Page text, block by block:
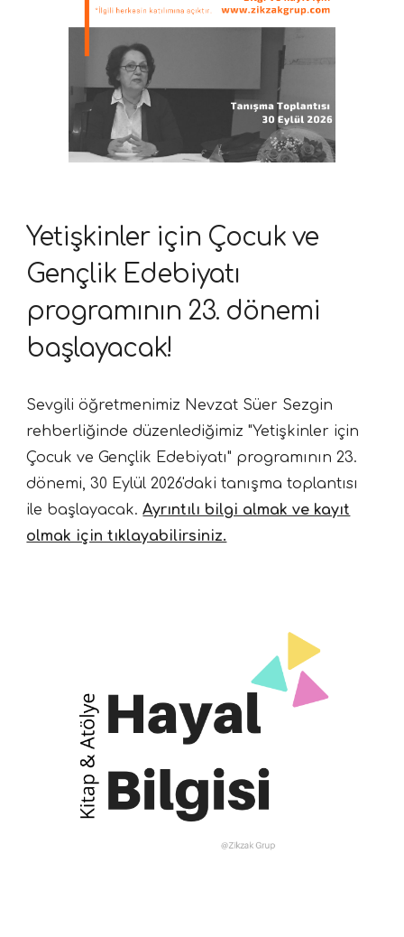
Yetişkinler için Çocuk ve
Gençlik Edebiyatı
programının 23. dönemi
başlayacak!
Sevgiliöğretmenimiz Nevzat Süer Sezgin
rehberliğinde düzenlediğimiz "Yetişkinler için
Çocuk ve Gençlik Edebiyatı" programının 23.
dönemi, 30 Eylül 2026'daki tanışma toplantısı
ile başlayacak.Ayrıntılı bilgi almak ve kayıt
olmak için tıklayabilirsiniz.